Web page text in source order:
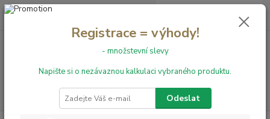
+420 731 199 591 0,00 Kč
Registrace = výhody!
- množstevní slevy
Napište si o nezávaznou kalkulaci vybraného produktu.
Odeslat